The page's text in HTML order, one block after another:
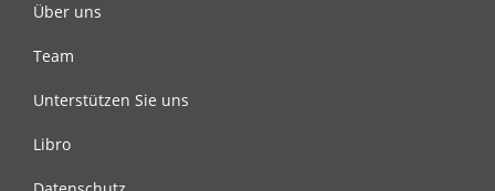
Über uns
Team
Unterstützen Sie uns
Libro